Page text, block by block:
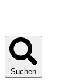
Suchen